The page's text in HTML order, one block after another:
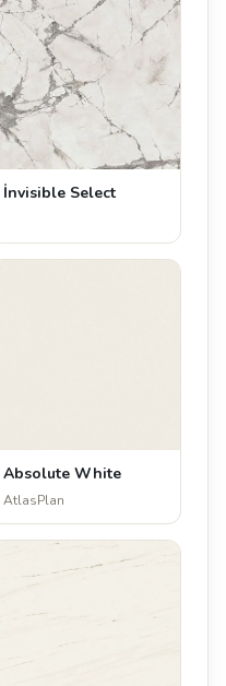
İnvisible Select
Absolute White
AtlasPlan